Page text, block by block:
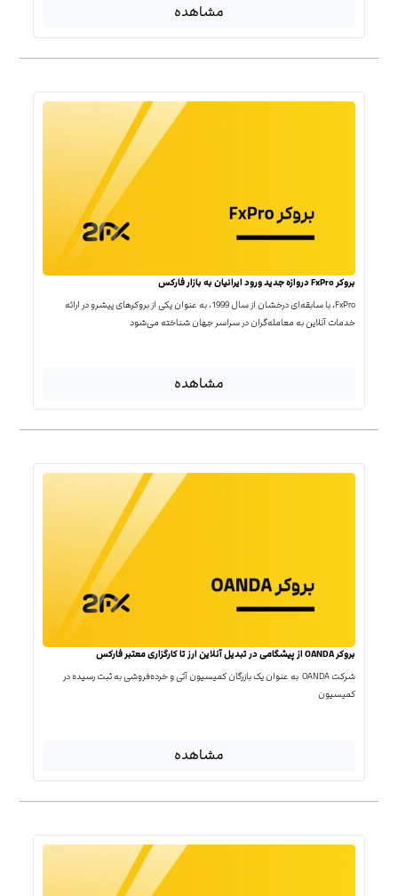
مشاهده
بروکر FxPro دروازه جدید ورود ایرانیان به بازار فارکس
FxPro، با سابقه‌ای درخشان از سال 1999، به عنوان یکی از بروکرهای پیشرو در ارائه
خدمات آنلاین به معامله‌گران در سراسر جهان شناخته می‌شود
مشاهده
بروکر OANDA از پیشگامی در تبدیل آنلاین ارز تا کارگزاری معتبر فارکس
شرکت OANDA به عنوان یک بازرگان کمیسیون آتی و خرده‌فروشی به ثبت رسیده در
کمیسیون
مشاهده